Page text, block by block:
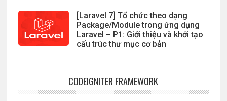
[Laravel 7] Tổ chức theo dạng
Package/Module trong ứng dụng
Laravel – P1: Giới thiệu và khởi tạo
cấu trúc thư mục cơ bản
CODEIGNITER FRAMEWORK